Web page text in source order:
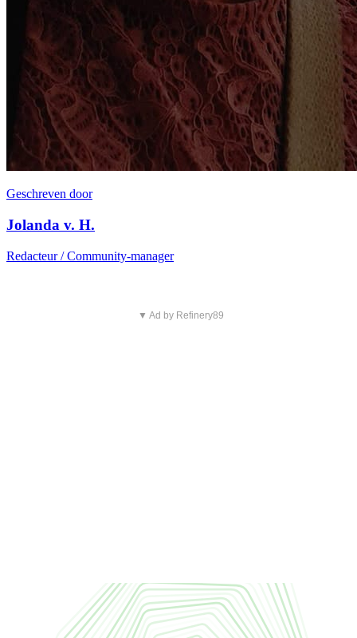
Geschreven door
Jolanda v. H.
Redacteur / Community-manager
▼ Ad by Refinery89